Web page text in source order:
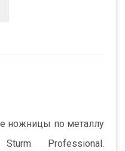
ножницы по металлу
Professional.